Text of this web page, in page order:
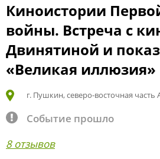
Киноистории
войны. Встреча с
Двинятиной и
«Великая иллюзия»
г. Пушкин, северо-восточная часть
Событие прошло
8 отзывов